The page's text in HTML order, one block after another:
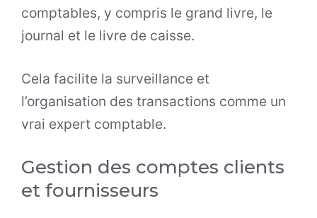
comptables, y compris le grand livre, le
journal et le livre de caisse.
Cela facilite la surveillance et
l’organisation des transactions comme un
vrai expert comptable.
Gestion des comptes clients
et fournisseurs